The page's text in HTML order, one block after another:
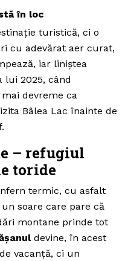
în loc
turistică, ci o
cu adevărat aer curat,
iar liniștea
lui 2025, când
devreme ca
Bâlea Lac înainte de
– refugiul
toride
termic, cu asfalt
soare care pare că
montane prinde tot
devine, în acest
vacanță, ci un